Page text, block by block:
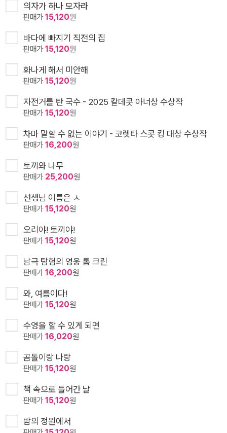
의자가 하나 모자라
판매가15,120원
바다에 빠지기 직전의 집
판매가15,120원
화나게 해서 미안해
판매가15,120원
자전거를 탄 국수 - 2025 칼데콧 아너상 수상작
판매가15,120원
차마 말할 수 없는 이야기 - 코렛타 스콧 킹 대상 수상작
판매가16,200원
토끼와 나무
판매가 25,200원
선생님 이름은 ㅅ
판매가15,120원
오리야! 토끼야!
판매가15,120원
남극 탐험의 영웅 톰 크린
판매가16,200원
와, 여름이다!
판매가15,120원
수영을 할 수 있게 되면
판매가16,020원
곰돌이랑 나랑
판매가15,120원
책 속으로 들어간 날
판매가15,120원
밤의 정원에서